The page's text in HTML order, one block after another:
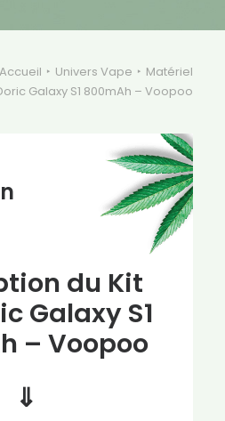
Accueil Univers Vape
Matériel
Galaxy S1 800mAh – Voopoo
du Kit
Galaxy S1
– Voopoo
⇓